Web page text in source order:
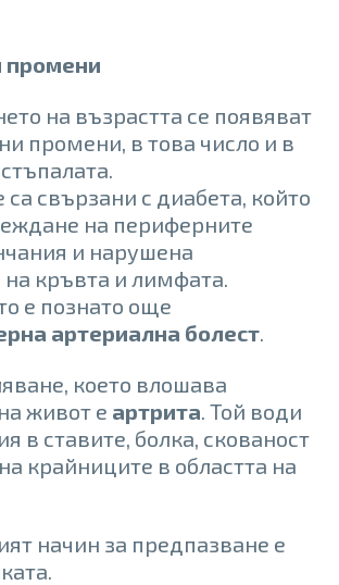
промени
на възрастта се появяват
промени, в това число и в
са свързани с диабета, който
на периферните
и нарушена
кръвта и лимфата.
е познато още
артериална болест
което влошава
живот е артрита . Той води
в ставите, болка, скованост
крайниците в областта на
начин за предпазване е